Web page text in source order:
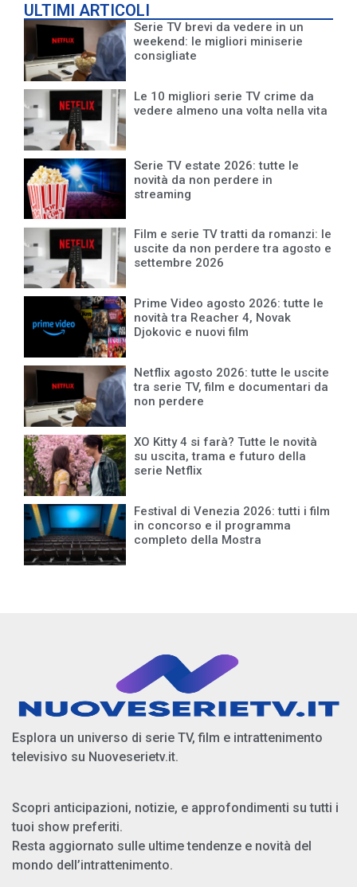
ULTIMI ARTICOLI
Serie TV brevi da vedere in un
weekend: le migliori miniserie
consigliate
Le 10 migliori serie TV crime da
vedere almeno una volta nella vita
Serie TV estate 2026: tutte le
novità da non perdere in
streaming
Film e serie TV tratti da romanzi: le
uscite da non perdere tra agosto e
settembre 2026
Prime Video agosto 2026: tutte le
novità tra Reacher 4, Novak
Djokovic e nuovi film
Netflix agosto 2026: tutte le uscite
tra serie TV, film e documentari da
non perdere
XO Kitty 4 si farà? Tutte le novità
su uscita, trama e futuro della
serie Netflix
Festival di Venezia 2026: tutti i film
in concorso e il programma
completo della Mostra
Esplora un universo di serie TV, film e intrattenimento
televisivo su Nuoveserietv.it.
Scopri anticipazioni, notizie, e approfondimenti su tutti i
tuoi show preferiti.
Resta aggiornato sulle ultime tendenze e novità del
mondo dell’intrattenimento.